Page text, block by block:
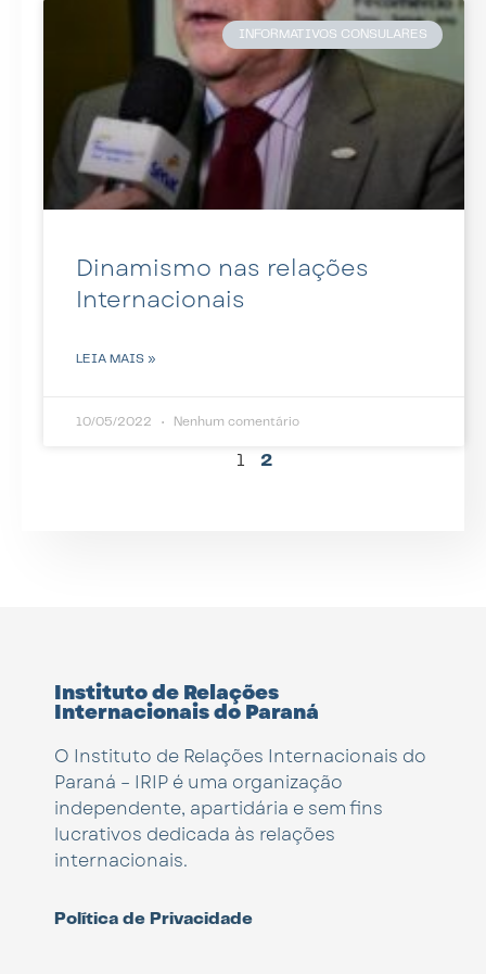
INFORMATIVOS CONSULARES
Dinamismo nas relações
Internacionais
LEIA MAIS »
10/05/2022 Nenhum comentário
2
Instituto de Relações
Internacionais do Paraná
O Instituto de Relações Internacionais do
Paraná – IRIP é uma organização
independente, apartidária e sem fins
lucrativos dedicada às relações
internacionais.
Política de Privacidade